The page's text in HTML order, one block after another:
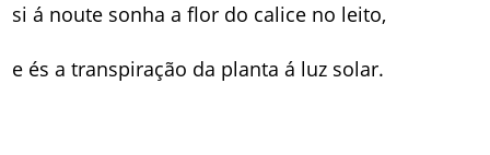
si á noute sonha a flor do calice no leito,
e és a transpiração da planta á luz solar.